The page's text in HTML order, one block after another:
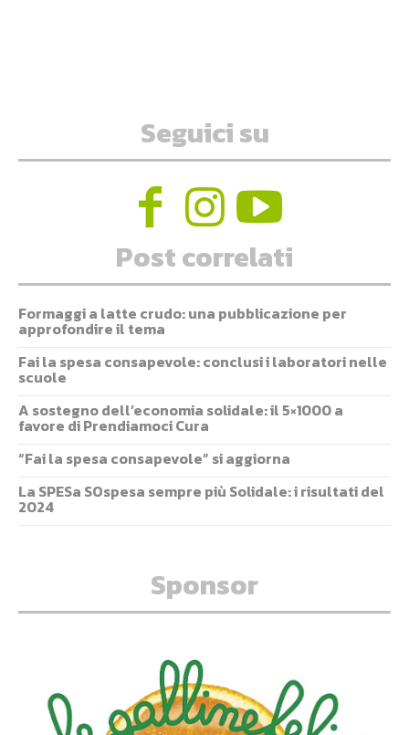
Seguici su
Post correlati
Formaggi a latte crudo: una pubblicazione per
approfondire il tema
Fai la spesa consapevole: conclusi i laboratori nelle
scuole
A sostegno dell’economia solidale: il 5×1000 a
favore di Prendiamoci Cura
“Fai la spesa consapevole” si aggiorna
La SPESa SOspesa sempre più Solidale: i risultati del
2024
Sponsor